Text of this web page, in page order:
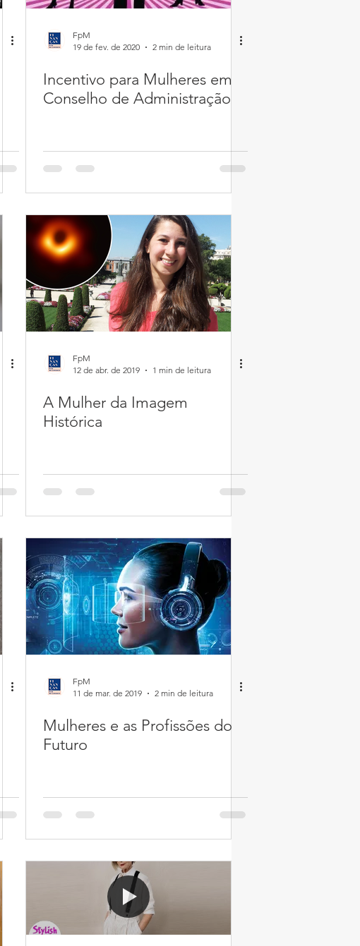
FpM
19 de fev. de 2020
2 min de leitura
Incentivo para Mulheres em
Conselho de Administração
FpM
12 de abr. de 2019
1 min de leitura
A Mulher da Imagem
Histórica
FpM
11 de mar. de 2019
2 min de leitura
Mulheres e as Profissões do
Futuro